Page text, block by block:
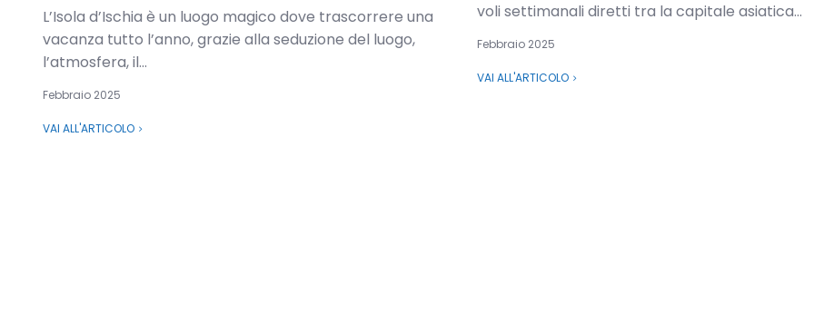
L’Isola d’Ischia è un luogo magico dove trascorrere una
vacanza tutto l’anno, grazie alla seduzione del luogo,
l’atmosfera, il...
Febbraio 2025
VAI ALL'ARTICOLO
voli settimanali diretti tra la capitale asiatica...
Febbraio 2025
VAI ALL'ARTICOLO